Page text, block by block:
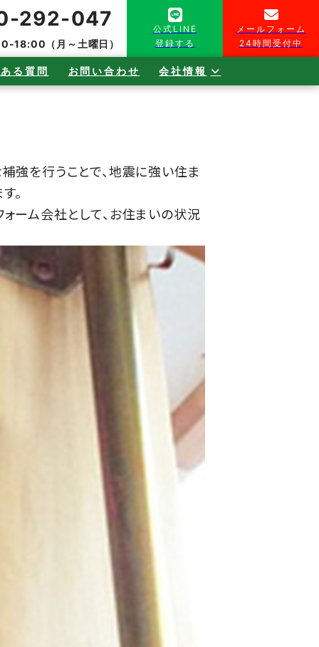
292-047
18:00（月～土曜日）
公式 LINE
登録する
メール フォーム
24時間受付中
る質問 お問い合わせ 会社情報
強を行うことで、地震に強い住ま
。
ーム会社として、お住まいの状況